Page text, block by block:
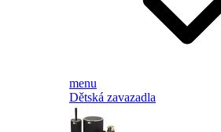
menu
Dětská zavazadla